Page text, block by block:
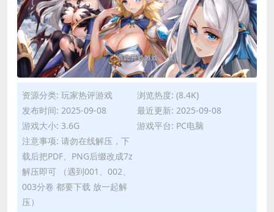
资源分类: 玩家热评游戏
浏览热度: (8.4K)
发布时间: 2025-09-08
最近更新: 2025-09-08
游戏大小: 3.6G
游戏平台: PC电脑
注意事项: 请勿在线解压，下
载后把PDF、PNG后缀改成7z
解压即可 （遇到001、002、
003分卷 都要下载 放一起解
压）